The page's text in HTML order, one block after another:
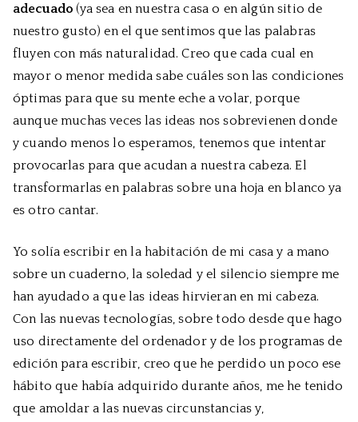
adecuado (ya sea en nuestra casa o en algún sitio de
nuestro gusto) en el que sentimos que las palabras
fluyen con más naturalidad. Creo que cada cual en
mayor o menor medida sabe cuáles son las condiciones
óptimas para que su mente eche a volar, porque
aunque muchas veces las ideas nos sobrevienen donde
y cuando menos lo esperamos, tenemos que intentar
provocarlas para que acudan a nuestra cabeza. El
transformarlas en palabras sobre una hoja en blanco ya
es otro cantar.
Yo solía escribir en la habitación de mi casa y a mano
sobre un cuaderno, la soledad y el silencio siempre me
han ayudado a que las ideas hirvieran en mi cabeza.
Con las nuevas tecnologías, sobre todo desde que hago
uso directamente del ordenador y de los programas de
edición para escribir, creo que he perdido un poco ese
hábito que había adquirido durante años, me he tenido
que amoldar a las nuevas circunstancias y,